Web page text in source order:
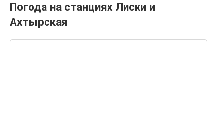
Погода на станциях Лиски и
Ахтырская